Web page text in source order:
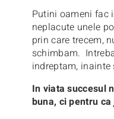
Putini oameni fac
neplacute unele
prin care trecem,
schimbam.
indreptam, inainte
In viata succesul
buna, ci pentru